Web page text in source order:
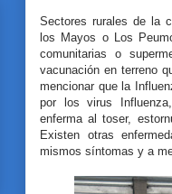
Sectores rurales de la
los Mayos o Los
comunitarias o
vacunación en terreno
mencionar que la
por los virus
enferma al toser,
Existen otras
mismos síntomas y a